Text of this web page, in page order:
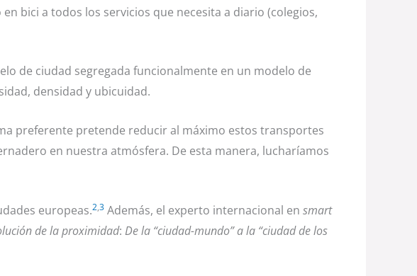
bici a todos los servicios que necesita a diario (colegios,
de ciudad segregada funcionalmente en un modelo de
densidad y ubicuidad.
preferente pretende reducir al máximo estos transportes
en nuestra atmósfera. De esta manera, lucharíamos
europeas.2,3 Además, el experto internacional en smart
de la proximidad: De la “ciudad-mundo” a la “ciudad de los